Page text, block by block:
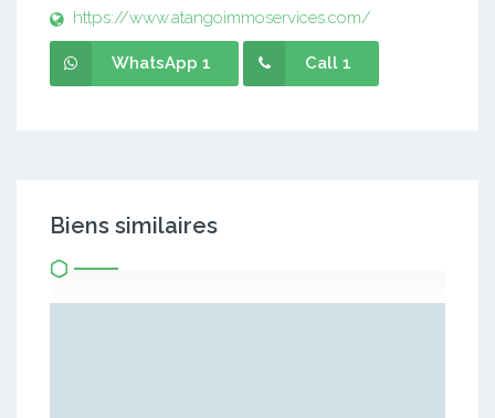
https://www.atangoimmoservices.com/
WhatsApp 1 Call 1
Biens similaires